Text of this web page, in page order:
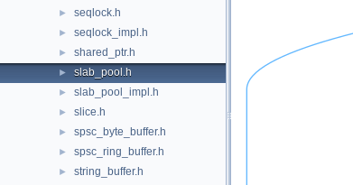
► seqlock.h
► seqlock_impl.h
► shared_ptr.h
► slab_pool.h
► slab_pool_impl.h
► slice.h
► spsc_byte_buffer.h
► spsc_ring_buffer.h
► string_buffer.h